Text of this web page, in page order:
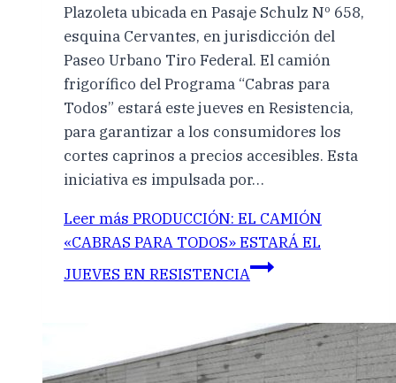
Plazoleta ubicada en Pasaje Schulz Nº 658,
esquina Cervantes, en jurisdicción del
Paseo Urbano Tiro Federal. El camión
frigorífico del Programa “Cabras para
Todos” estará este jueves en Resistencia,
para garantizar a los consumidores los
cortes caprinos a precios accesibles. Esta
iniciativa es impulsada por…
Leer más PRODUCCIÓN: EL CAMIÓN
«CABRAS PARA TODOS» ESTARÁ EL
JUEVES EN RESISTENCIA